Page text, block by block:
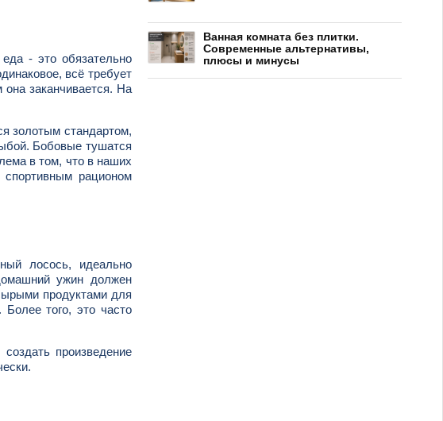
- это обязательно
всё требует
она заканчивается. На
золотым стандартом,
Бобовые тушатся
в том, что в наших
рационом
лосось, идеально
ужин должен
продуктами для
того, это часто
произведение
Ванная комната без плитки.
Современные альтернативы,
плюсы и минусы